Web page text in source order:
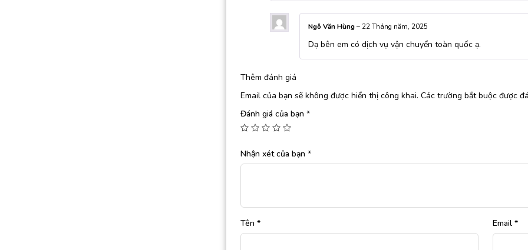
Ngô Văn Hùng– 22 Tháng năm, 2025
Dạ bên em có dịch vụ vận chuyển toàn quốc ạ.
Thêm đánh giá
Email của bạn sẽ không được hiển thị công khai. Các trường bắt buộc được
Đánh giá của bạn *
Nhận xét của bạn *
Tên * Email *